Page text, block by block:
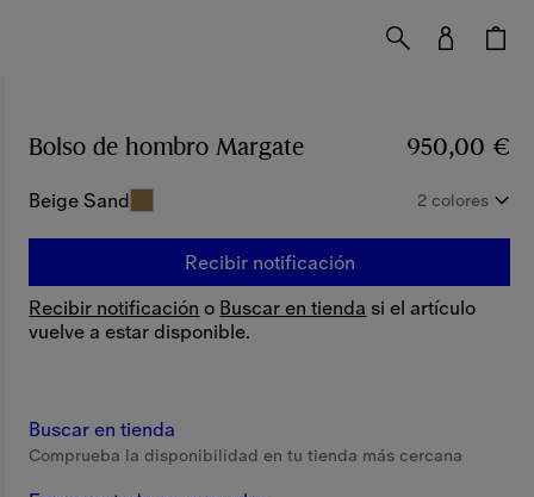
Bolso de hombro Margate Precio 950,00 €
950,00 €
Beige Sand 2 colores
Recibir notificación
Recibir notificación o Buscar en tienda si el artículo
vuelve a estar disponible.
Buscar en tienda
Comprueba la disponibilidad en tu tienda más cercana